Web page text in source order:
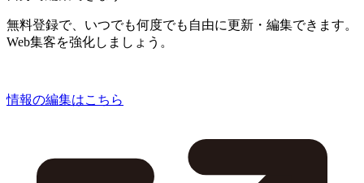
無料登録で、いつでも何度でも自由に更新・編集できます。
Web集客を強化しましょう。
情報の編集はこちら